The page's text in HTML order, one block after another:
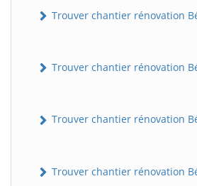
Trouver chantier rénovation
Trouver chantier rénovation
Trouver chantier rénovation
Trouver chantier rénovation